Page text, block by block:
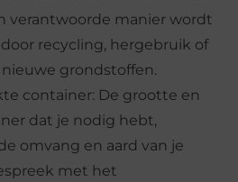
verantwoorde manier wordt
recycling, hergebruik of
grondstoffen.
container: De grootte en
dat je nodig hebt,
omvang en aard van je
met het